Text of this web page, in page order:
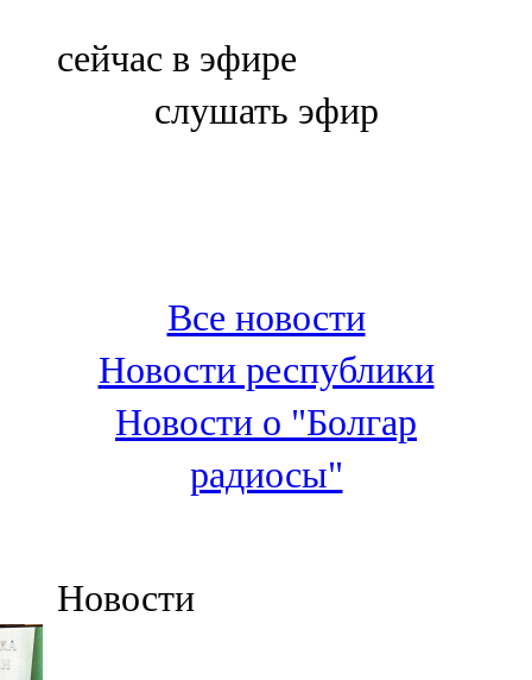
Болгар
100,3 FM
Зәй
106,6 FM
Кадыбаш
105,2 FM
91,5 FM
сейчас в эфире
слушать эфир
Все новости
Новости республики
Новости о "Болгар
радиосы"
Новости